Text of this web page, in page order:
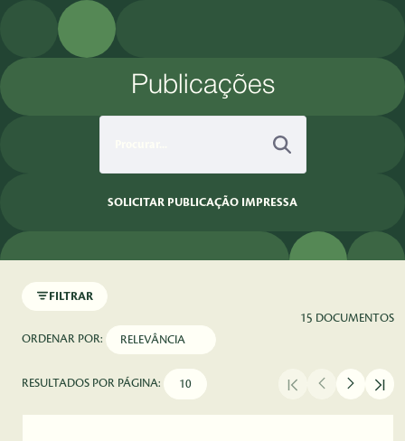
Pular para o Conteúdo principal
Publicações
SOLICITAR PUBLICAÇÃO IMPRESSA
FILTRAR
15 DOCUMENTOS
ORDENAR POR:
RESULTADOS POR PÁGINA: